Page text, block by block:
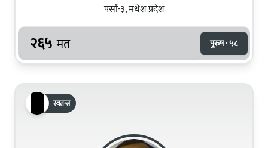
पर्सा-३, मधेश प्रदेश
२६५ मत पुरुष · ५८
स्वतन्त्र